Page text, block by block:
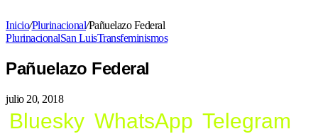
Inicio/Plurinacional/Pañuelazo Federal
PlurinacionalSan LuisTransfeminismos
Pañuelazo Federal
julio 20, 2018
Bluesky WhatsApp Telegram